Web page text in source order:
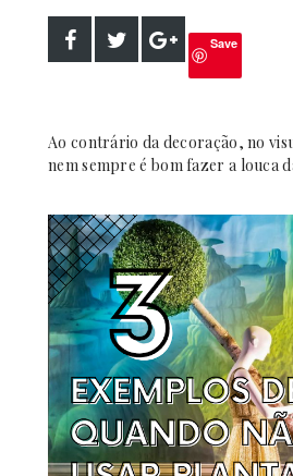
Save
Ao contrário da decoração, no
nem sempre é bom fazer a louca